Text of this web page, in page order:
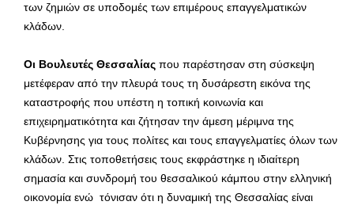
των ζημιών σε υποδομές των επιμέρους επαγγελματικών
κλάδων.
Οι Bουλευτές Θεσσαλίας που παρέστησαν στη σύσκεψη
μετέφεραν από την πλευρά τους τη δυσάρεστη εικόνα της
καταστροφής που υπέστη η τοπική κοινωνία και
επιχειρηματικότητα και ζήτησαν την άμεση μέριμνα της
Κυβέρνησης για τους πολίτες και τους επαγγελματίες όλων των
κλάδων. Στις τοποθετήσεις τους εκφράστηκε η ιδιαίτερη
σημασία και συνδρομή του θεσσαλικού κάμπου στην ελληνική
οικονομία ενώ τόνισαν ότι η δυναμική της Θεσσαλίας είναι